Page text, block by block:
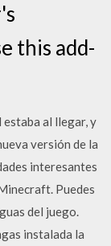
this add-
estaba al llegar, y
versión de la
interesantes
Puedes
del juego.
instalada la